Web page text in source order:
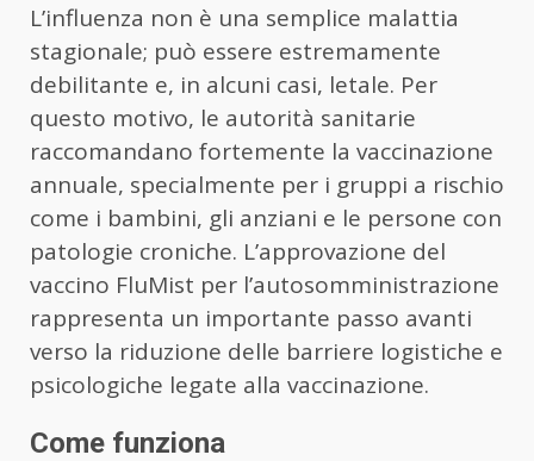
L’influenza non è una semplice malattia
stagionale; può essere estremamente
debilitante e, in alcuni casi, letale. Per
questo motivo, le autorità sanitarie
raccomandano fortemente la vaccinazione
annuale, specialmente per i gruppi a rischio
come i bambini, gli anziani e le persone con
patologie croniche. L’approvazione del
vaccino FluMist per l’autosomministrazione
rappresenta un importante passo avanti
verso la riduzione delle barriere logistiche e
psicologiche legate alla vaccinazione.
Come funziona